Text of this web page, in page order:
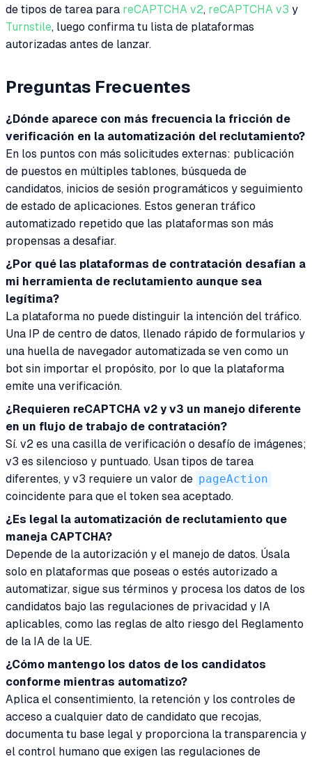
de tipos de tarea para reCAPTCHA v2, reCAPTCHA v3 y
Turnstile, luego confirma tu lista de plataformas
autorizadas antes de lanzar.
Preguntas Frecuentes
¿Dónde aparece con más frecuencia la fricción de
verificación en la automatización del reclutamiento?
En los puntos con más solicitudes externas: publicación
de puestos en múltiples tablones, búsqueda de
candidatos, inicios de sesión programáticos y seguimiento
de estado de aplicaciones. Estos generan tráfico
automatizado repetido que las plataformas son más
propensas a desafiar.
¿Por qué las plataformas de contratación desafían a
mi herramienta de reclutamiento aunque sea
legítima?
La plataforma no puede distinguir la intención del tráfico.
Una IP de centro de datos, llenado rápido de formularios y
una huella de navegador automatizada se ven como un
bot sin importar el propósito, por lo que la plataforma
emite una verificación.
¿Requieren reCAPTCHA v2 y v3 un manejo diferente
en un flujo de trabajo de contratación?
Sí. v2 es una casilla de verificación o desafío de imágenes;
v3 es silencioso y puntuado. Usan tipos de tarea
diferentes, y v3 requiere un valor de pageAction
coincidente para que el token sea aceptado.
¿Es legal la automatización de reclutamiento que
maneja CAPTCHA?
Depende de la autorización y el manejo de datos. Úsala
solo en plataformas que poseas o estés autorizado a
automatizar, sigue sus términos y procesa los datos de los
candidatos bajo las regulaciones de privacidad y IA
aplicables, como las reglas de alto riesgo del Reglamento
de la IA de la UE.
¿Cómo mantengo los datos de los candidatos
conforme mientras automatizo?
Aplica el consentimiento, la retención y los controles de
acceso a cualquier dato de candidato que recojas,
documenta tu base legal y proporciona la transparencia y
el control humano que exigen las regulaciones de